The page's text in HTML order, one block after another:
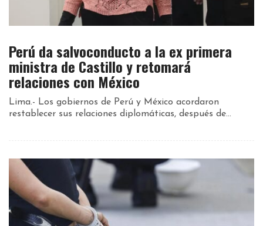
Perú da salvoconducto a la ex primera
ministra de Castillo y retomará
relaciones con México
Lima.- Los gobiernos de Perú y México acordaron
restablecer sus relaciones diplomáticas, después de...